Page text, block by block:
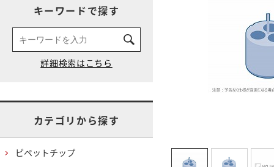
キーワードで探す
カテゴリから探す
ピペットチップ